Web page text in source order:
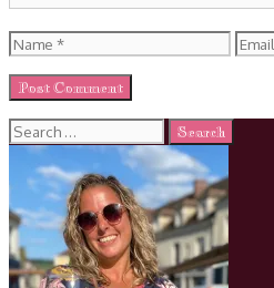
Name Email
Search
for: